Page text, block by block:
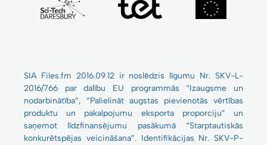
SIA Files.fm 2016.09.12 ir noslēdzis līgumu Nr. SKV-L-
2016/766 par dalību EU programmās “Izaugsme un
nodarbinātība”, “Palielināt augstas pievienotās vērtības
produktu un pakalpojumu eksporta proporciju” un
saņemot līdzfinansējumu pasākumā “Starptautiskās
konkurētspējas veicināšana”. Identifikācijas Nr. SKV-P-